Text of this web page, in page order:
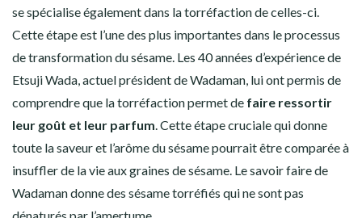
se spécialise également dans la torréfaction de celles-ci.
Cette étape est l’une des plus importantes dans le processus
de transformation du sésame. Les 40 années d’expérience de
Etsuji Wada, actuel président de Wadaman, lui ont permis de
comprendre que la torréfaction permet de faire ressortir
leur goût et leur parfum. Cette étape cruciale qui donne
toute la saveur et l’arôme du sésame pourrait être comparée à
insuffler de la vie aux graines de sésame. Le savoir faire de
Wadaman donne des sésame torréfiés qui ne sont pas